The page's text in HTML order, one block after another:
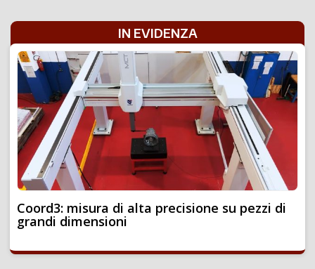
IN EVIDENZA
Coord3: misura di alta precisione su pezzi di
grandi dimensioni